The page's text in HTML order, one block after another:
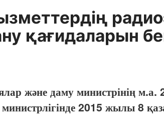
қағидаларын
және даму министрінің
2015 жылы 8